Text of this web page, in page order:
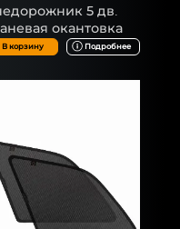
5 дв.
окантовка
В корзину Подробнее